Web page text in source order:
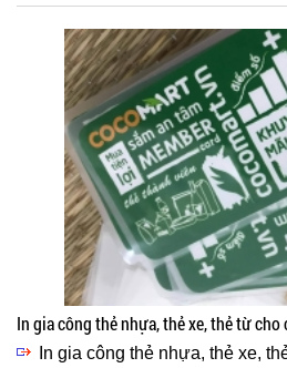
In gia công thẻ nhựa, thẻ xe, thẻ từ
In gia công thẻ nhựa, thẻ xe,